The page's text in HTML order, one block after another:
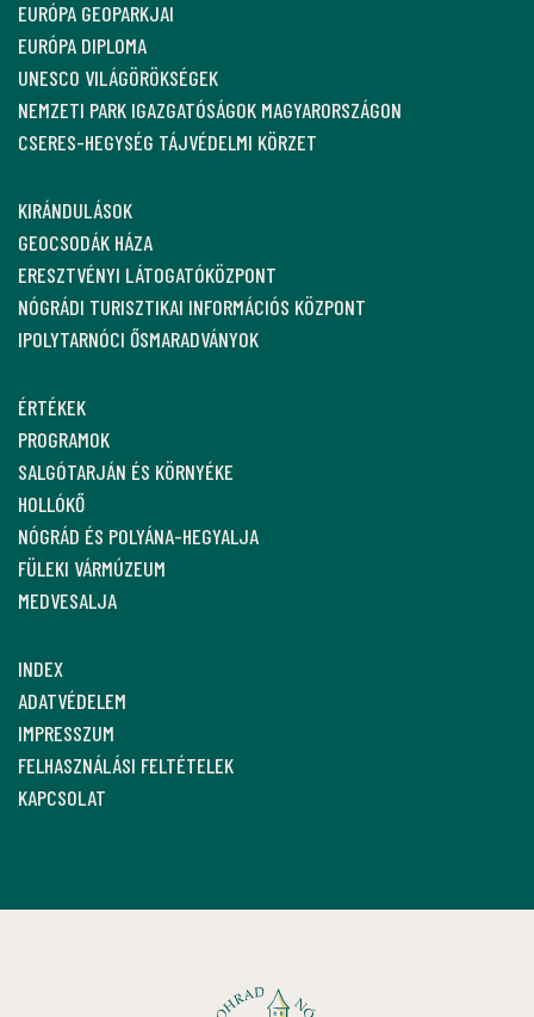
EURÓPA GEOPARKJAI
EURÓPA DIPLOMA
UNESCO VILÁGÖRÖKSÉGEK
NEMZETI PARK IGAZGATÓSÁGOK MAGYARORSZÁGON
CSERES-HEGYSÉG TÁJVÉDELMI KÖRZET
KIRÁNDULÁSOK
GEOCSODÁK HÁZA
ERESZTVÉNYI LÁTOGATÓKÖZPONT
NÓGRÁDI TURISZTIKAI INFORMÁCIÓS KÖZPONT
IPOLYTARNÓCI ŐSMARADVÁNYOK
ÉRTÉKEK
PROGRAMOK
SALGÓTARJÁN ÉS KÖRNYÉKE
HOLLÓKŐ
NÓGRÁD ÉS POLYÁNA-HEGYALJA
FÜLEKI VÁRMÚZEUM
MEDVESALJA
INDEX
ADATVÉDELEM
IMPRESSZUM
FELHASZNÁLÁSI FELTÉTELEK
KAPCSOLAT